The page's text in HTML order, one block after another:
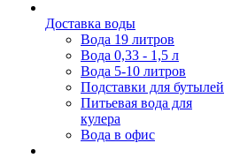
Доставка воды
Вода 19 литров
Вода 0,33 - 1,5 л
Вода 5-10 литров
Подставки для бутылей
Питьевая вода для
кулера
Вода в офис